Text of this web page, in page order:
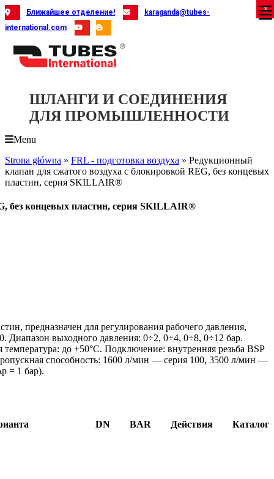
Skip
to
content
Ближайшее отделение!
karaganda@tubes-
international.com
ШЛАНГИ И СОЕДИНЕНИЯ
ДЛЯ ПРОМЫШЛЕННОСТИ
Menu
Strona główna » FRL - подготовка воздуха » Редукционный
клапан для сжатого воздуха с блокировкой REG, без концевых
пластин, серия SKILLAIR®
без концевых пластин, серия SKILLAIR®
предназначен для регулирования рабочего давления,
Диапазон выходного давления: 0÷2, 0÷4, 0÷8, 0÷12 бар.
до +50°C. Подключение: внутренняя резьба BSP
способность: 1600 л/мин — серия 100, 3500 л/мин —
= 1 бар).
DN BAR Действия Каталог
X
X
X
X
X
X
X
X
X
X
X
X
X
X
X
X
X
X
X